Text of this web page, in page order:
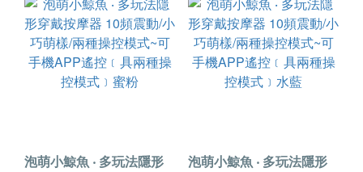
泡萌小鯨魚 ‧ 多玩法隱形
泡萌小鯨魚 ‧ 多玩法隱形